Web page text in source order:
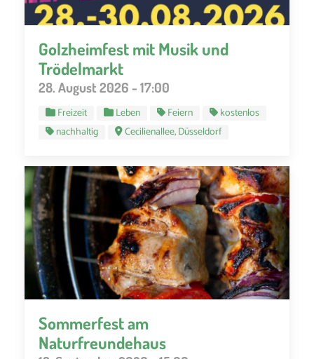
Golzheimfest mit Musik und
Trödelmarkt
28. August 2026 - 17:00
Freizeit Leben Feiern
kostenlos
nachhaltig
Cecilienallee, Düsseldorf
Sommerfest am
Naturfreundehaus